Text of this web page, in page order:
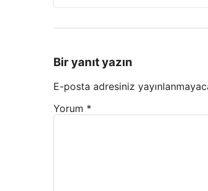
Bir yanıt yazın
E-posta adresiniz
Yorum *